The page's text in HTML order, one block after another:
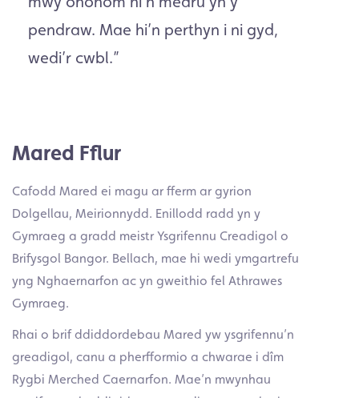
pendraw. Mae hi’n perthyn i ni gyd,
wedi’r cwbl.”
Mared Fflur
Cafodd Mared ei magu ar fferm ar gyrion
Dolgellau, Meirionnydd. Enillodd radd yn y
Gymraeg a gradd meistr Ysgrifennu Creadigol o
Brifysgol Bangor. Bellach, mae hi wedi ymgartrefu
yng Nghaernarfon ac yn gweithio fel Athrawes
Gymraeg.
Rhai o brif ddiddordebau Mared yw ysgrifennu’n
greadigol, canu a pherfformio a chwarae i dîm
Rygbi Merched Caernarfon. Mae’n mwynhau